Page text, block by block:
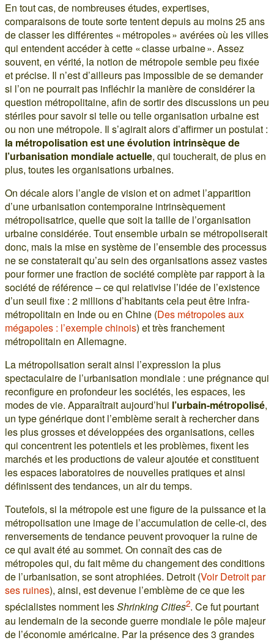
En tout cas, de nombreuses études, expertises,
comparaisons de toute sorte tentent depuis au moins 25 ans
de classer les différentes « métropoles » avérées où les villes
qui entendent accéder à cette « classe urbaine ». Assez
souvent, en vérité, la notion de métropole semble peu fixée
et précise. Il n’est d’ailleurs pas impossible de se demander
si l’on ne pourrait pas infléchir la manière de considérer la
question métropolitaine, afin de sortir des discussions un peu
stériles pour savoir si telle ou telle organisation urbaine est
ou non une métropole. Il s’agirait alors d’affirmer un postulat :
la métropolisation est une évolution intrinsèque de
l’urbanisation mondiale actuelle, qui toucherait, de plus en
plus, toutes les organisations urbaines.
On décale alors l’angle de vision et on admet l’apparition
d’une urbanisation contemporaine intrinsèquement
métropolisatrice, quelle que soit la taille de l’organisation
urbaine considérée. Tout ensemble urbain se métropoliserait
donc, mais la mise en système de l’ensemble des processus
ne se constaterait qu’au sein des organisations assez vastes
pour former une fraction de société complète par rapport à la
société de référence – ce qui relativise l’idée de l’existence
d’un seuil fixe : 2 millions d’habitants cela peut être infra-
métropolitain en Inde ou en Chine (Des métropoles aux
mégapoles : l’exemple chinois) et très franchement
métropolitain en Allemagne.
La métropolisation serait ainsi l’expression la plus
spectaculaire de l’urbanisation mondiale : une prégnance qui
reconfigure en profondeur les sociétés, les espaces, les
modes de vie. Apparaîtrait aujourd’hui l’urbain-métropolisé,
un type générique dont l’emblème serait à rechercher dans
les plus grosses et développées des organisations, celles
qui concentrent les potentiels et les problèmes, fixent les
marchés et les productions de valeur ajoutée et constituent
les espaces laboratoires de nouvelles pratiques et ainsi
définissent des tendances, un air du temps.
Toutefois, si la métropole est une figure de la puissance et la
métropolisation une image de l’accumulation de celle-ci, des
renversements de tendance peuvent provoquer la ruine de
ce qui avait été au sommet. On connaît des cas de
métropoles qui, du fait même du changement des conditions
de l’urbanisation, se sont atrophiées. Detroit (Voir Detroit par
ses ruines), ainsi, est devenue l’emblème de ce que les
spécialistes nomment lesShrinking Cities2. Ce fut pourtant
au lendemain de la seconde guerre mondiale le pôle majeur
de l’économie américaine. Par la présence des 3 grandes